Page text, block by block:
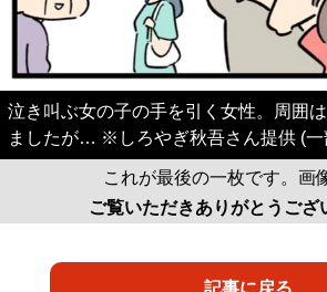
泣き叫ぶ女の子の手を引く女性。周囲
ましたが… ※しろやぎ秋吾さん提供 (一
これが最後の一枚です。画
ご覧いただきありがとうござ
記事に戻る